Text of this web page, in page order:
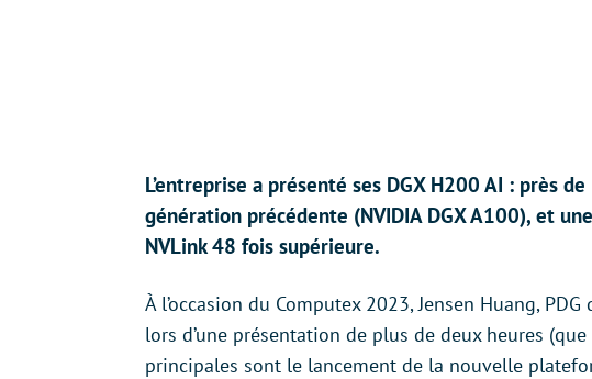
L’entreprise a présenté ses DGX H200 AI : près
génération précédente (NVIDIA DGX A100), et
NVLink 48 fois supérieure.
À l’occasion du Computex 2023, Jensen Huang,
lors d’une présentation de plus de deux heures
principales sont le lancement de la nouvelle